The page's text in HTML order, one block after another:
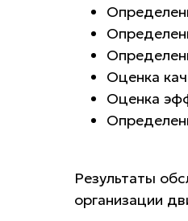
Оценка
Оценка
Результаты
организации